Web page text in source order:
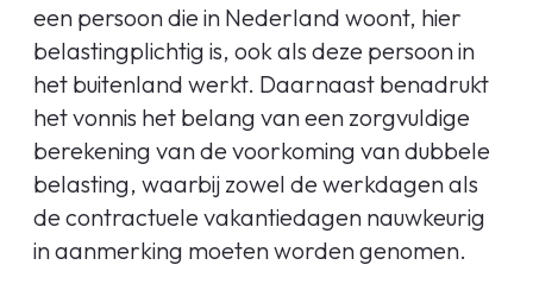
een persoon die in Nederland woont, hier
belastingplichtig is, ook als deze persoon in
het buitenland werkt. Daarnaast benadrukt
het vonnis het belang van een zorgvuldige
berekening van de voorkoming van dubbele
belasting, waarbij zowel de werkdagen als
de contractuele vakantiedagen nauwkeurig
in aanmerking moeten worden genomen.